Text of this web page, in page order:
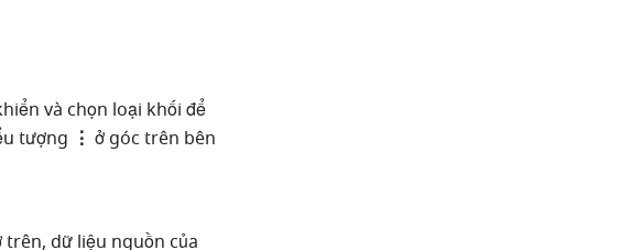
và chọn loại khối để
tượng ⋮ ở góc trên bên
trên, dữ liệu nguồn của